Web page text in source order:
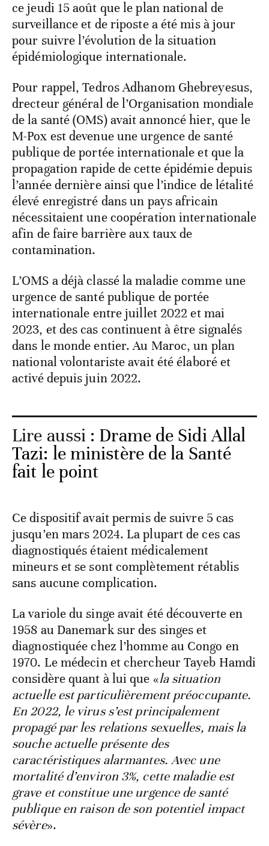
ce jeudi 15 août que le plan national de
surveillance et de riposte a été mis à jour
pour suivre l’évolution de la situation
épidémiologique internationale.
Pour rappel, Tedros Adhanom Ghebreyesus,
drecteur général de l’Organisation mondiale
de la santé (OMS) avait annoncé hier, que le
M-Pox est devenue une urgence de santé
publique de portée internationale et que la
propagation rapide de cette épidémie depuis
l’année dernière ainsi que l’indice de létalité
élevé enregistré dans un pays africain
nécessitaient une coopération internationale
afin de faire barrière aux taux de
contamination.
L’OMS a déjà classé la maladie comme une
urgence de santé publique de portée
internationale entre juillet 2022 et mai
2023, et des cas continuent à être signalés
dans le monde entier. Au Maroc, un plan
national volontariste avait été élaboré et
activé depuis juin 2022.
Lire aussi : Drame de Sidi Allal
Tazi: le ministère de la Santé
fait le point
Ce dispositif avait permis de suivre 5 cas
jusqu’en mars 2024. La plupart de ces cas
diagnostiqués étaient médicalement
mineurs et se sont complètement rétablis
sans aucune complication.
La variole du singe avait été découverte en
1958 au Danemark sur des singes et
diagnostiquée chez l’homme au Congo en
1970. Le médecin et chercheur Tayeb Hamdi
considère quant à lui que «la situation
actuelle est particulièrement préoccupante.
En 2022, le virus s’est principalement
propagé par les relations sexuelles, mais la
souche actuelle présente des
caractéristiques alarmantes. Avec une
mortalité d’environ 3%, cette maladie est
grave et constitue une urgence de santé
publique en raison de son potentiel impact
sévère».